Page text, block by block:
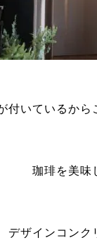
付いているから
珈琲を美味
デザインコンク